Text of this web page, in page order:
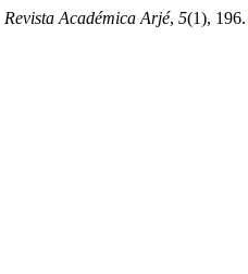
Revista Académica Arjé, 5(1), 196.